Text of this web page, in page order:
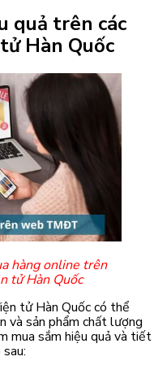
quả trên các
Hàn Quốc
hàng online trên
tử Hàn Quốc
tử Hàn Quốc có thể
và sản phẩm chất lượng
mua sắm hiệu quả và tiết